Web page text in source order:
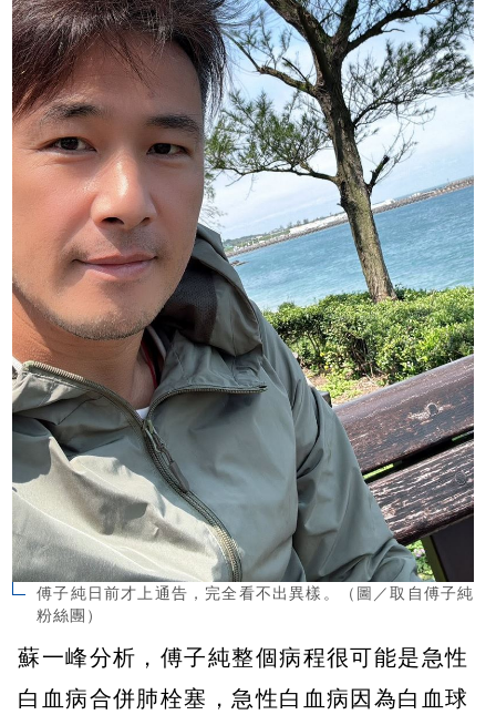
傅子純日前才上通告，完全看不出異樣。（圖／取自傅子純
粉絲團）
蘇一峰分析，傅子純整個病程很可能是急性
白血病合併肺栓塞，急性白血病因為白血球